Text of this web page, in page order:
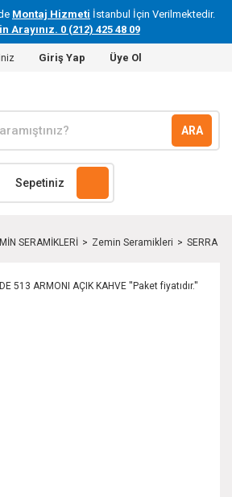
Montaj Hizmeti İstanbul İçin Verilmektedir.
Arayınız. 0 (212) 425 48 09
Giriş Yap Üye Ol
ARA
Sepetiniz
SERAMİKLERİ Zemin Seramikleri SERRA |